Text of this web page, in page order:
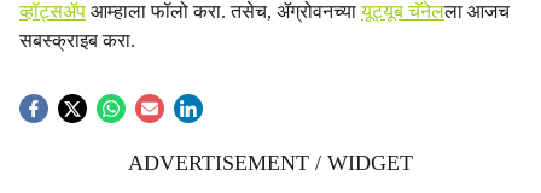
व्हॉट्सॲप आम्हाला फॉलो करा. तसेच, ॲग्रोवनच्यायूट्यूब चॅनेलला आजच
सबस्क्राइब करा.
ADVERTISEMENT / WIDGET